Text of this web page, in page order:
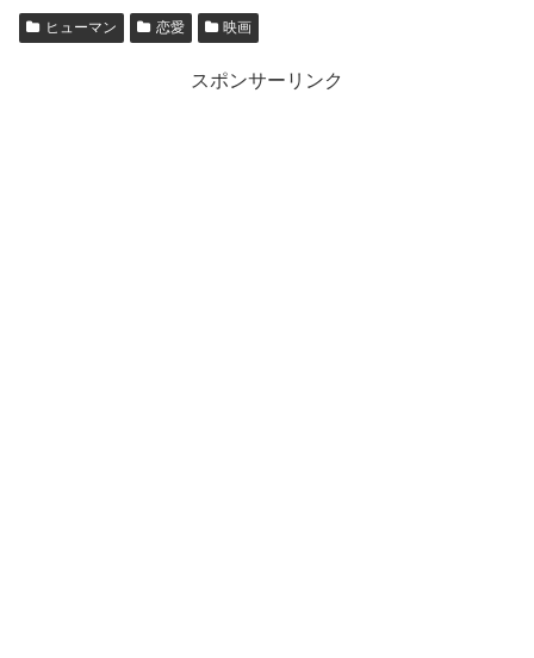
ヒューマン 恋愛 映画
スポンサーリンク